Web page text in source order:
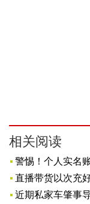
相关阅读
警惕！个人实名
直播带货以次充
近期私家车肇事